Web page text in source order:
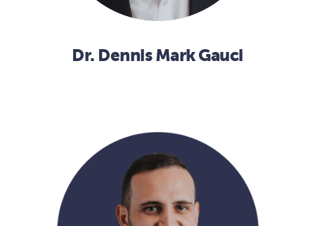
Dr. Dennis Mark Gauci